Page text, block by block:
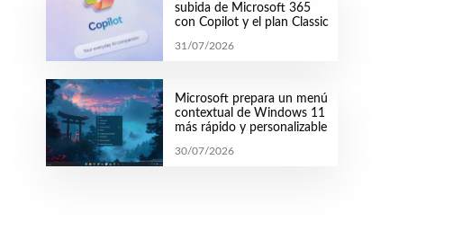
subida de Microsoft 365
con Copilot y el plan Classic
31/07/2026
Microsoft prepara un menú
contextual de Windows 11
más rápido y personalizable
30/07/2026